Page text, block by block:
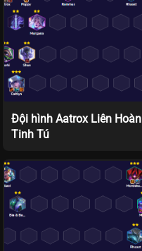
Đội hình Aatrox Liên Hoàn
Tinh Tú